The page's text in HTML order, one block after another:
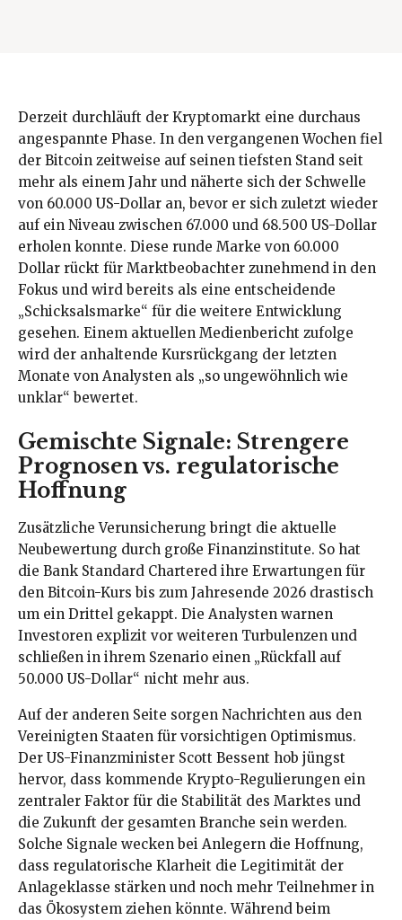
Derzeit durchläuft der Kryptomarkt eine durchaus
angespannte Phase. In den vergangenen Wochen fiel
der Bitcoin zeitweise auf seinen tiefsten Stand seit
mehr als einem Jahr und näherte sich der Schwelle
von 60.000 US-Dollar an, bevor er sich zuletzt wieder
auf ein Niveau zwischen 67.000 und 68.500 US-Dollar
erholen konnte. Diese runde Marke von 60.000
Dollar rückt für Marktbeobachter zunehmend in den
Fokus und wird bereits als eine entscheidende
„Schicksalsmarke“ für die weitere Entwicklung
gesehen. Einem aktuellen Medienbericht zufolge
wird der anhaltende Kursrückgang der letzten
Monate von Analysten als „so ungewöhnlich wie
unklar“ bewertet.
Gemischte Signale: Strengere
Prognosen vs. regulatorische
Hoffnung
Zusätzliche Verunsicherung bringt die aktuelle
Neubewertung durch große Finanzinstitute. So hat
die Bank Standard Chartered ihre Erwartungen für
den Bitcoin-Kurs bis zum Jahresende 2026 drastisch
um ein Drittel gekappt. Die Analysten warnen
Investoren explizit vor weiteren Turbulenzen und
schließen in ihrem Szenario einen „Rückfall auf
50.000 US-Dollar“ nicht mehr aus.
Auf der anderen Seite sorgen Nachrichten aus den
Vereinigten Staaten für vorsichtigen Optimismus.
Der US-Finanzminister Scott Bessent hob jüngst
hervor, dass kommende Krypto-Regulierungen ein
zentraler Faktor für die Stabilität des Marktes und
die Zukunft der gesamten Branche sein werden.
Solche Signale wecken bei Anlegern die Hoffnung,
dass regulatorische Klarheit die Legitimität der
Anlageklasse stärken und noch mehr Teilnehmer in
das Ökosystem ziehen könnte. Während beim